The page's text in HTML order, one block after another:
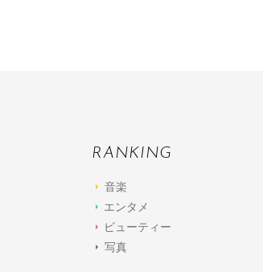
RANKING
音楽
エンタメ
ビューティー
写真